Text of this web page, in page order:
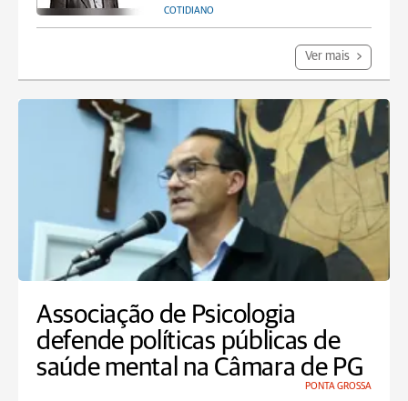
COTIDIANO
Ver mais
Associação de Psicologia
defende políticas públicas de
saúde mental na Câmara de PG
PONTA GROSSA